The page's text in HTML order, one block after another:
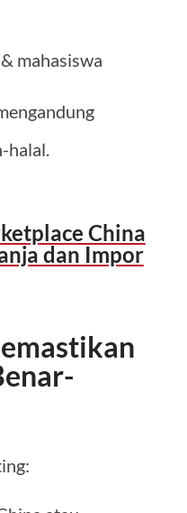
mahasiswa
halal.
China
dan Impor